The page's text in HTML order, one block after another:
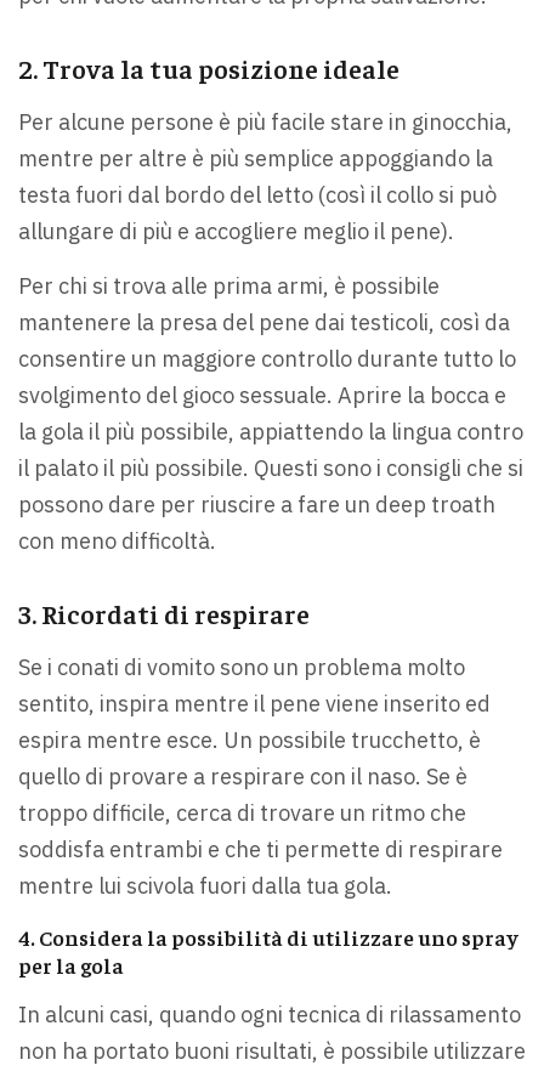
2. Trova la tua posizione ideale
Per alcune persone è più facile stare in ginocchia,
mentre per altre è più semplice appoggiando la
testa fuori dal bordo del letto (così il collo si può
allungare di più e accogliere meglio il pene).
Per chi si trova alle prima armi, è possibile
mantenere la presa del pene dai testicoli, così da
consentire un maggiore controllo durante tutto lo
svolgimento del gioco sessuale. Aprire la bocca e
la gola il più possibile, appiattendo la lingua contro
il palato il più possibile. Questi sono i consigli che si
possono dare per riuscire a fare un deep troath
con meno difficoltà.
3. Ricordati di respirare
Se i conati di vomito sono un problema molto
sentito, inspira mentre il pene viene inserito ed
espira mentre esce. Un possibile trucchetto, è
quello di provare a respirare con il naso. Se è
troppo difficile, cerca di trovare un ritmo che
soddisfa entrambi e che ti permette di respirare
mentre lui scivola fuori dalla tua gola.
4. Considera la possibilità di utilizzare uno spray
per la gola
In alcuni casi, quando ogni tecnica di rilassamento
non ha portato buoni risultati, è possibile utilizzare